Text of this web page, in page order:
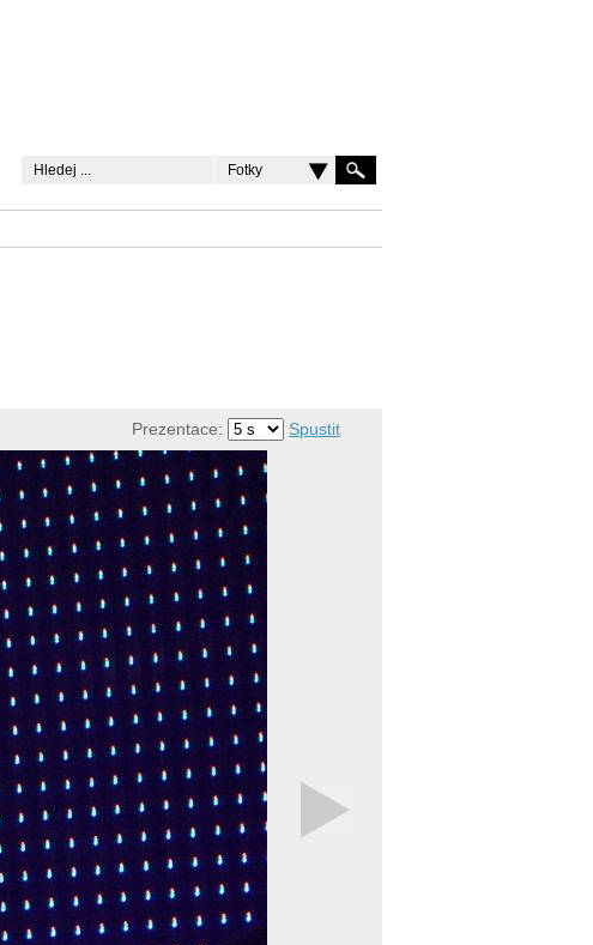
Fotky
Prezentace: Spustit